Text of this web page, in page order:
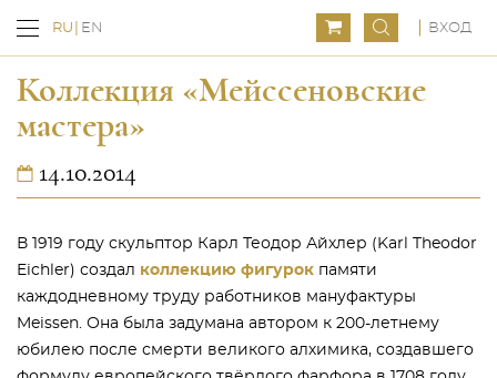
RU EN ВХОД
Коллекция «Мейссеновские
мастера»
14.10.2014
В 1919 году скульптор Карл Теодор Айхлер (Karl Theodor
Eichler) создал коллекцию фигурок памяти
каждодневному труду работников мануфактуры
Meissen. Она была задумана автором к 200-летнему
юбилею после смерти великого алхимика, создавшего